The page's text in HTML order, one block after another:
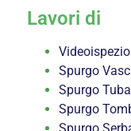
Lavori di
Spurgo
Spurgo
Spurgo